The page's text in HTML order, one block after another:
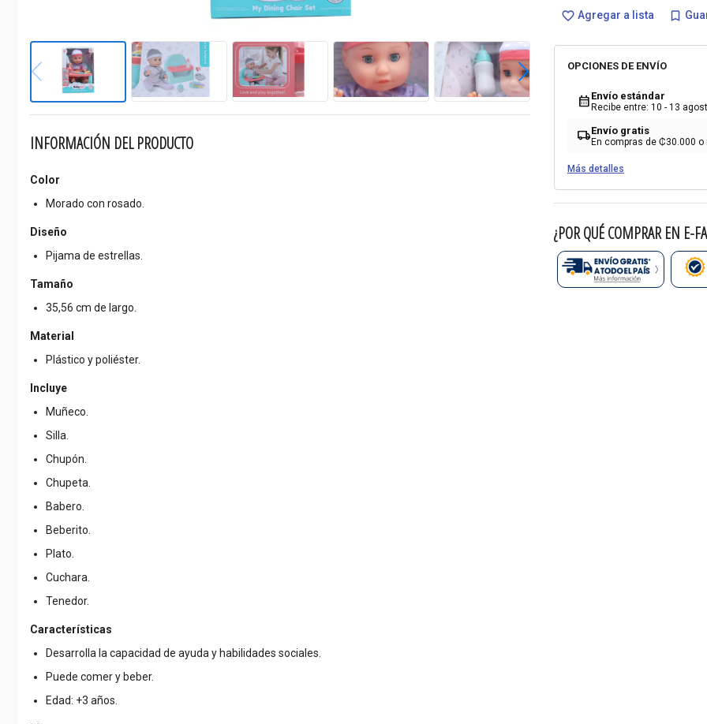
INFORMACIÓN DEL PRODUCTO
Color
Morado con rosado.
Diseño
Pijama de estrellas.
Tamaño
35,56 cm de largo.
Material
Plástico y poliéster.
Incluye
Muñeco.
Silla.
Chupón.
Chupeta.
Babero.
Beberito.
Plato.
Cuchara.
Tenedor.
Características
Desarrolla la capacidad de ayuda y habilidades sociales.
Puede comer y beber.
Edad: +3 años.
favorite_border Agregar a lista bookmark_border
OPCIONES DE ENVÍO
calendar_month Envío estándar
Recibe entre: 10 - 13
local_shippingEnvío gratis
En compras de ₡30.000 o
Más detalles
¿POR QUÉ COMPRAR EN E-